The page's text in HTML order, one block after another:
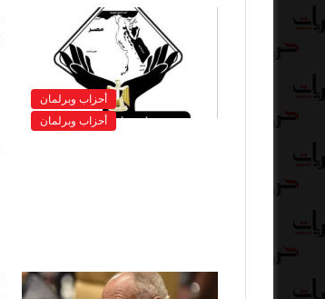
أحزاب وبرلمان
أحزاب وبرلمان